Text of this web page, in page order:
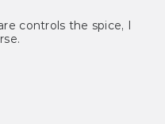
controls the spice, I